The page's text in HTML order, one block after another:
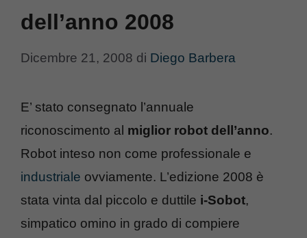
dell’anno 2008
Dicembre 21, 2008 di Diego Barbera
E’ stato consegnato l’annuale
riconoscimento al miglior robot dell’anno.
Robot inteso non come professionale e
industriale ovviamente. L’edizione 2008 è
stata vinta dal piccolo e duttile i-Sobot,
simpatico omino in grado di compiere